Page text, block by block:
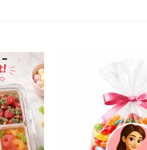
Add to
wishlist